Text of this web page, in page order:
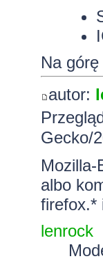
Na górę
autor:
Gecko/
albo
firefox.*
lenrock